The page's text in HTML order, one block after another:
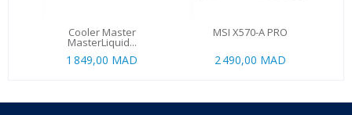
Cooler Master
MasterLiquid...
1 849,00 MAD
MSI X570-A PRO
2 490,00 MAD